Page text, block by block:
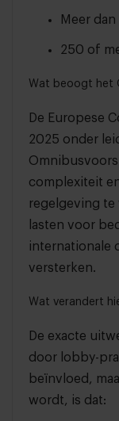
Meer
250 of
Wat beoogt het
De Europese
2025 onder
complexiteit
regelgeving te
lasten voor
internationale
versterken.
Wat verandert
De exacte
door lobby-
beïnvloed,
wordt, is dat: